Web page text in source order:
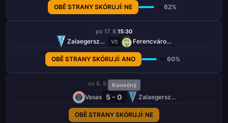
OBĚ STRANY SKÓRUJÍ: NE 62%
po 17. 8.15:30
Zalaegerszegi TE VS Ferencváros TC
OBĚ STRANY SKÓRUJÍ: ANO 60%
so 8. 8. Konečný
Vasas 5 - 0 Zalaegerszegi TE
OBĚ STRANY SKÓRUJÍ: NE